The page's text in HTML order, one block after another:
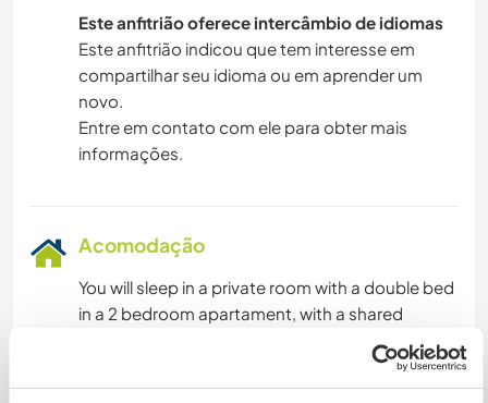
Este anfitrião oferece intercâmbio de idiomas
Este anfitrião indicou que tem interesse em
compartilhar seu idioma ou em aprender um
novo.
Entre em contato com ele para obter mais
informações.
Acomodação
You will sleep in a private room with a double bed
in a 2 bedroom apartament, with a shared
bathroom and kitchen. It is a central location, 5
We provide basic vegetarian food on working